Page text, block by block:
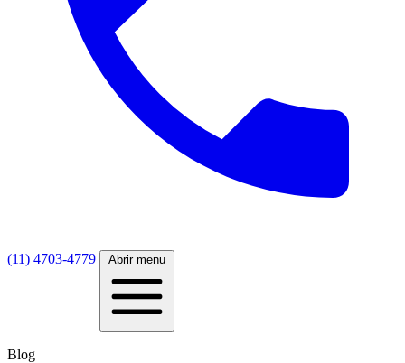
(11) 4703-4779 Abrir menu
Blog